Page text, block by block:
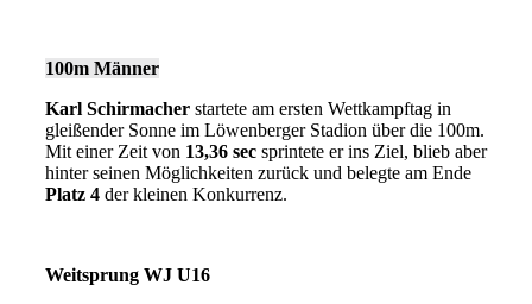
100m Männer
Karl Schirmacherstartete am ersten Wettkampftag in
gleißender Sonne im Löwenberger Stadion über die 100m.
Mit einer Zeit von 13,36 secsprintete er ins Ziel, blieb aber
hinter seinen Möglichkeiten zurück und belegte am Ende
Platz 4der kleinen Konkurrenz.
Weitsprung WJ U16